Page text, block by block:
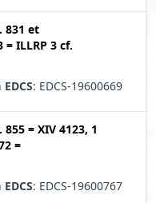
831 et
= ILLRP 3 cf.
EDCS: EDCS-19600669
855 = XIV 4123, 1
=
EDCS: EDCS-19600767